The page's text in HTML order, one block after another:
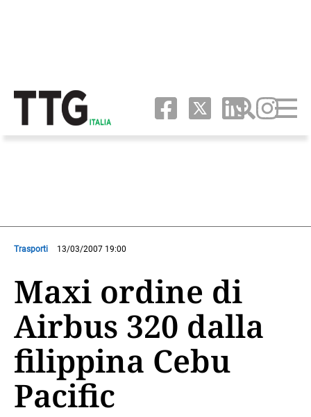
Trasporti 13/03/2007 19:00
Maxi ordine di
Airbus 320 dalla
filippina Cebu
Pacific